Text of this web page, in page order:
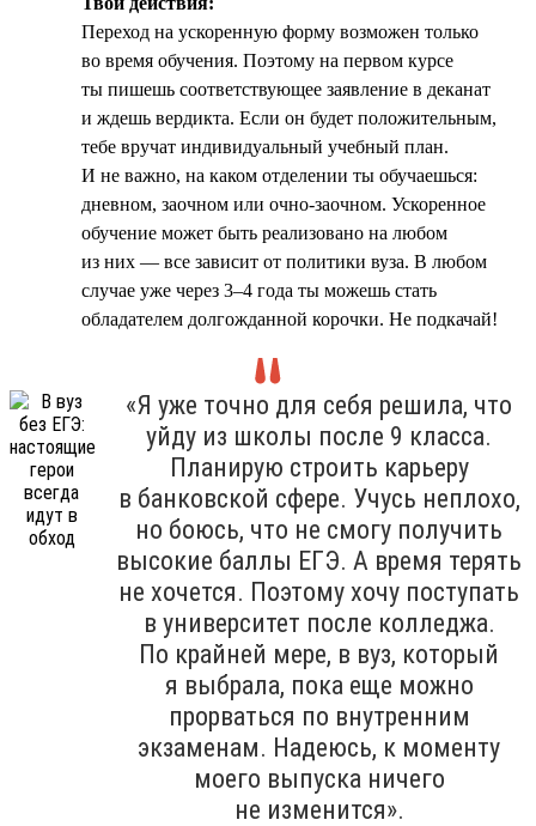
Переход на ускоренную форму возможен только
во время обучения. Поэтому на первом курсе
ты пишешь соответствующее заявление в деканат
и ждешь вердикта. Если он будет положительным,
тебе вручат индивидуальный учебный план.
И не важно, на каком отделении ты обучаешься:
дневном, заочном или очно-заочном. Ускоренное
обучение может быть реализовано на любом
из них — все зависит от политики вуза. В любом
случае уже через 3–4 года ты можешь стать
обладателем долгожданной корочки. Не подкачай!
«Я уже точно для себя решила, что
уйду из школы после 9 класса.
Планирую строить карьеру
в банковской сфере. Учусь неплохо,
но боюсь, что не смогу получить
высокие баллы ЕГЭ. А время терять
не хочется. Поэтому хочу поступать
в университет после колледжа.
По крайней мере, в вуз, который
я выбрала, пока еще можно
прорваться по внутренним
экзаменам. Надеюсь, к моменту
моего выпуска ничего
не изменится».